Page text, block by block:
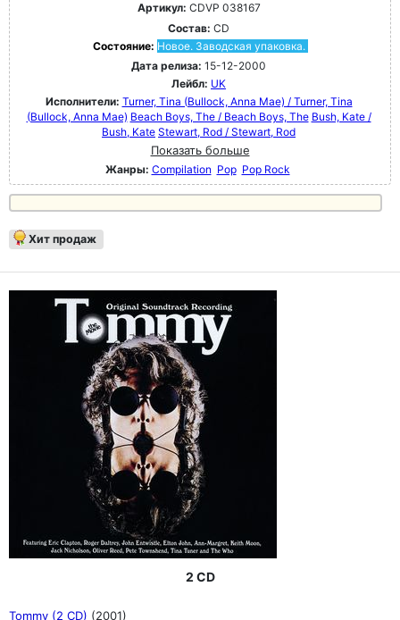
Артикул: CDVP 038167
Состав: CD
Состояние: Новое. Заводская упаковка.
Дата релиза: 15-12-2000
Лейбл: UK
Исполнители: Turner, Tina (Bullock, Anna Mae) / Turner, Tina
(Bullock, Anna Mae) Beach Boys, The / Beach Boys, The Bush, Kate /
Bush, Kate Stewart, Rod / Stewart, Rod
Показать больше
Жанры: Compilation Pop Pop Rock
Хит продаж
2 CD
Tommy (2 CD) (2001)